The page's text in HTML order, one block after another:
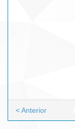
< Anterior